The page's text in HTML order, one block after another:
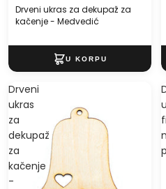
Drveni ukras za dekupaž za
kačenje - Medvedić
Drveni
ukras
za
dekupaž
za
kačenje
-